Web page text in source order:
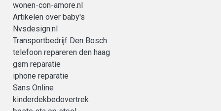
wonen-con-amore.nl
Artikelen over baby's
Nvsdesign.nl
Transportbedrijf Den Bosch
telefoon repareren den haag
gsm reparatie
iphone reparatie
Sans Online
kinderdekbedovertrek